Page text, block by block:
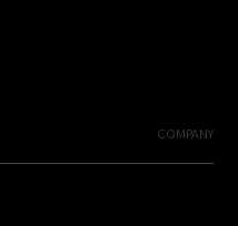
COMPANY